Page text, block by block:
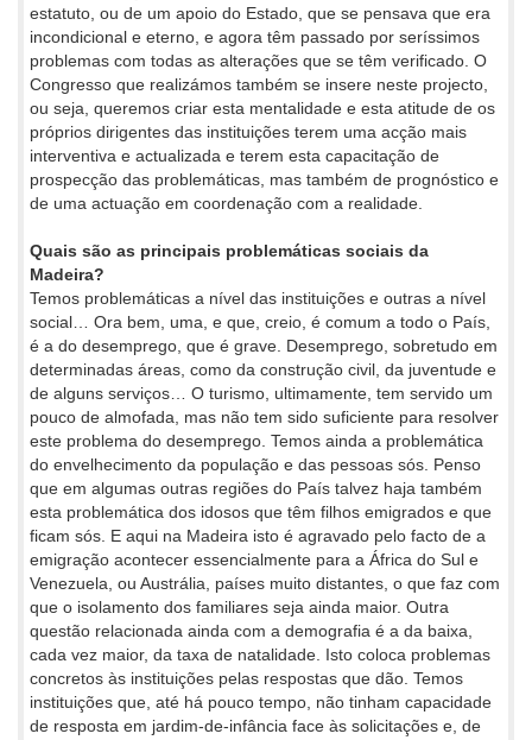
estatuto, ou de um apoio do Estado, que se pensava que era
incondicional e eterno, e agora têm passado por seríssimos
problemas com todas as alterações que se têm verificado. O
Congresso que realizámos também se insere neste projecto,
ou seja, queremos criar esta mentalidade e esta atitude de os
próprios dirigentes das instituições terem uma acção mais
interventiva e actualizada e terem esta capacitação de
prospecção das problemáticas, mas também de prognóstico e
de uma actuação em coordenação com a realidade.
Quais são as principais problemáticas sociais da
Madeira?
Temos problemáticas a nível das instituições e outras a nível
social… Ora bem, uma, e que, creio, é comum a todo o País,
é a do desemprego, que é grave. Desemprego, sobretudo em
determinadas áreas, como da construção civil, da juventude e
de alguns serviços… O turismo, ultimamente, tem servido um
pouco de almofada, mas não tem sido suficiente para resolver
este problema do desemprego. Temos ainda a problemática
do envelhecimento da população e das pessoas sós. Penso
que em algumas outras regiões do País talvez haja também
esta problemática dos idosos que têm filhos emigrados e que
ficam sós. E aqui na Madeira isto é agravado pelo facto de a
emigração acontecer essencialmente para a África do Sul e
Venezuela, ou Austrália, países muito distantes, o que faz com
que o isolamento dos familiares seja ainda maior. Outra
questão relacionada ainda com a demografia é a da baixa,
cada vez maior, da taxa de natalidade. Isto coloca problemas
concretos às instituições pelas respostas que dão. Temos
instituições que, até há pouco tempo, não tinham capacidade
de resposta em jardim-de-infância face às solicitações e, de